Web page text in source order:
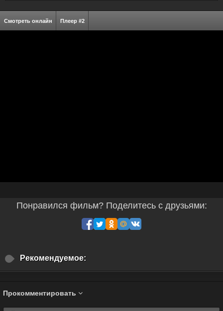
Смотреть онлайн Плеер #2
Понравился фильм? Поделитесь с друзьями:
Рекомендуемое:
Прокомментировать